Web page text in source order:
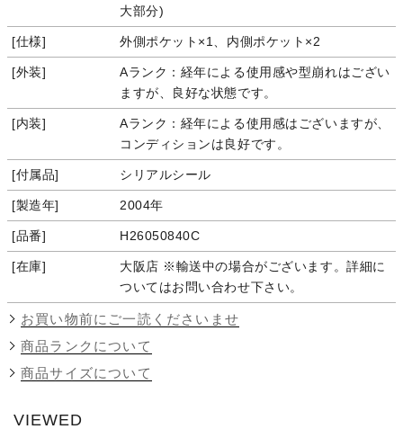
大部分)
仕様 外側ポケット×1、内側ポケット×2
外装
Aランク：経年による使用感や型崩れはござい
ますが、良好な状態です。
内装
Aランク：経年による使用感はございますが、
コンディションは良好です。
付属品 シリアルシール
製造年 2004年
品番 H26050840C
在庫
大阪店 ※輸送中の場合がございます。詳細に
ついてはお問い合わせ下さい。
お買い物前にご一読くださいませ
商品ランクについて
商品サイズについて
VIEWED